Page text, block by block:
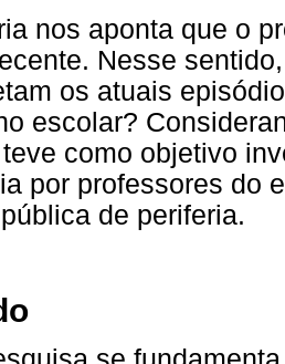
nos aponta que o
Nesse
os atuais
escolar?
como objetivo
por professores do
de periferia.